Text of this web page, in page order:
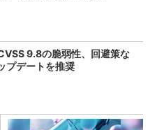
9.8の脆弱性、回避策な
プデートを推奨